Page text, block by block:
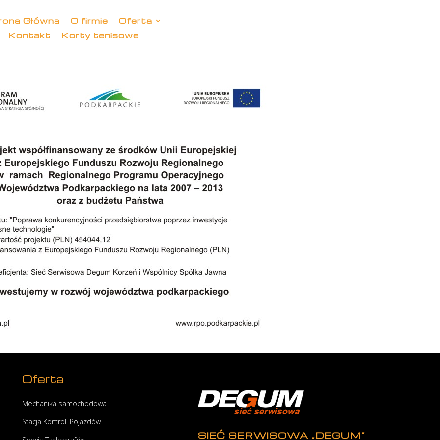
Główna O firmie
Oferta
Kontakt
Korty tenisowe
SIEĆ SERWISOWA „DEGUM”
Oferta
Mechanika samochodowa
Stacja Kontroli Pojazdów